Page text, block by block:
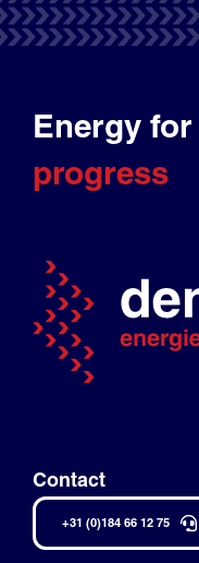
Energy for
progress
Contact
+31 (0)184 66 12 75